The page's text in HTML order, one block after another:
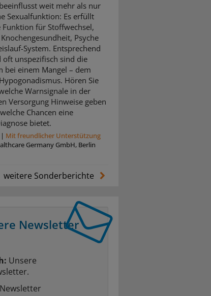
weit mehr als nur
Sexualfunktion: Es erfüllt
Funktion für Stoffwechsel,
Psyche
System. Entsprechend
unspezifisch sind die
bei einem Mangel – dem
Hören Sie
Warnsignale in der
Versorgung Hinweise geben
Chancen eine
bietet.
Mit freundlicher Unterstützung
Germany GmbH, Berlin
weitere Sonderberichte
Newsletter
Unsere